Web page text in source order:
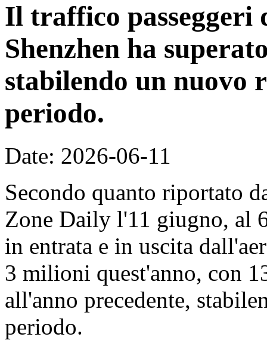
Il traffico passeggeri
Shenzhen ha
stabilendo un nuovo
periodo.
Date: 2026-06-11
Secondo quanto riportato
Zone Daily l'11 giugno, al
in entrata e in uscita
3 milioni quest'anno, con
all'anno precedente,
periodo.